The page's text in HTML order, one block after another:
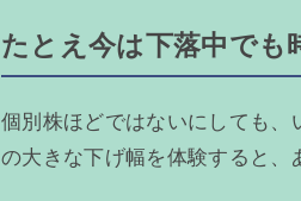
たとえ今は下落中でも
個別株ほどではないにしても、
の大きな下げ幅を体験すると、